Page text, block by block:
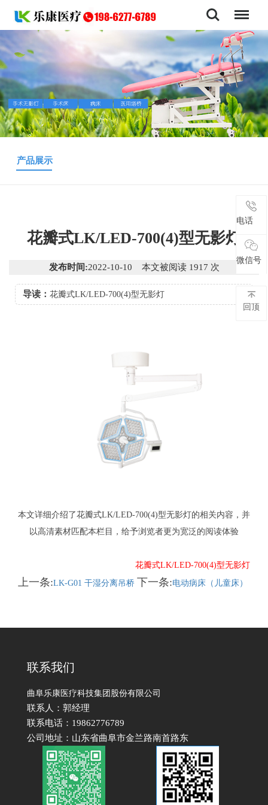
电话
微信号
产品展示
花瓣式LK/LED-700(4)型无影灯
发布时间:2022-10-10 本文被阅读 1917 次
导读：花瓣式LK/LED-700(4)型无影灯
本文详细介绍了花瓣式LK/LED-700(4)型无影灯的相关内容，并
以高清素材匹配本栏目，给予浏览者更为宽泛的阅读体验
花瓣式LK/LED-700(4)型无影灯
上一条:LK-G01 干湿分离吊桥 下一条:电动病床（儿童床）
电话
微信号
回顶
联系我们
曲阜乐康医疗科技集团股份有限公司
联系人：郭经理
联系电话：19862776789
公司地址：山东省曲阜市金兰路南首路东